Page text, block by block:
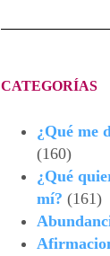
CATEGORÍAS
¿Qué me
(160)
¿Qué
mí? (161)